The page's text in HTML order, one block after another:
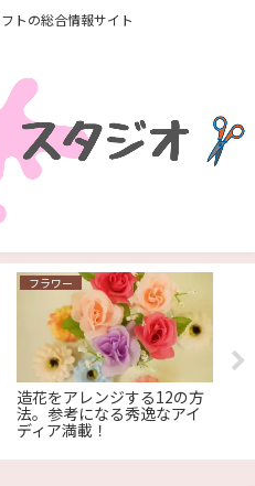
トの総合情報サイト
フラワー
造花をアレンジする12の方
法。参考になる秀逸なアイ
ディア満載！